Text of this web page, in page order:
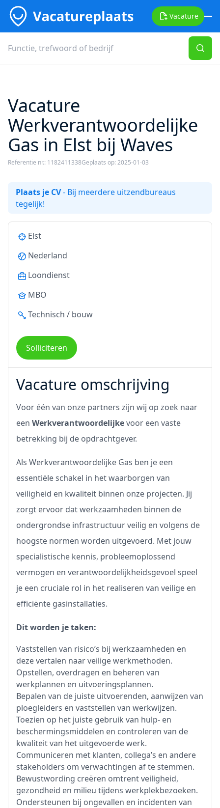
Vacature
Vacature
Werkverantwoordelijke
Gas in Elst bij Waves
Referentie nr.: 1182411338Geplaats op: 2025-01-03
Plaats je CV- Bij meerdere uitzendbureaus
tegelijk!
Elst
Nederland
Loondienst
MBO
Technisch / bouw
Solliciteren
Vacature omschrijving
Voor één van onze partners zijn wij op zoek naar
een Werkverantwoordelijkevoor een vaste
betrekking bij de opdrachtgever.
Als Werkverantwoordelijke Gas ben je een
essentiële schakel in het waarborgen van
veiligheid en kwaliteit binnen onze projecten. Jij
zorgt ervoor dat werkzaamheden binnen de
ondergrondse infrastructuur veilig en volgens de
hoogste normen worden uitgevoerd. Met jouw
specialistische kennis, probleemoplossend
vermogen en verantwoordelijkheidsgevoel speel
je een cruciale rol in het realiseren van veilige en
efficiënte gasinstallaties.
Dit worden je taken:
Vaststellen van risico’s bij werkzaamheden en
deze vertalen naar veilige werkmethoden.
Opstellen, overdragen en beheren van
werkplannen en uitvoeringsplannen.
Bepalen van de juiste uitvoerenden, aanwijzen van
ploegleiders en vaststellen van werkwijzen.
Toezien op het juiste gebruik van hulp- en
beschermingsmiddelen en controleren van de
kwaliteit van het uitgevoerde werk.
Communiceren met klanten, collega’s en andere
stakeholders om verwachtingen af te stemmen.
Bewustwording creëren omtrent veiligheid,
gezondheid en milieu tijdens werkplekbezoeken.
Ondersteunen bij ongevallen en incidenten van